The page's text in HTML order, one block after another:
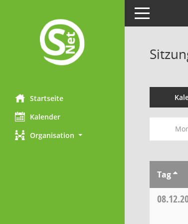
Startseite
Kalender
Organisation
Toggle navigation
Tag